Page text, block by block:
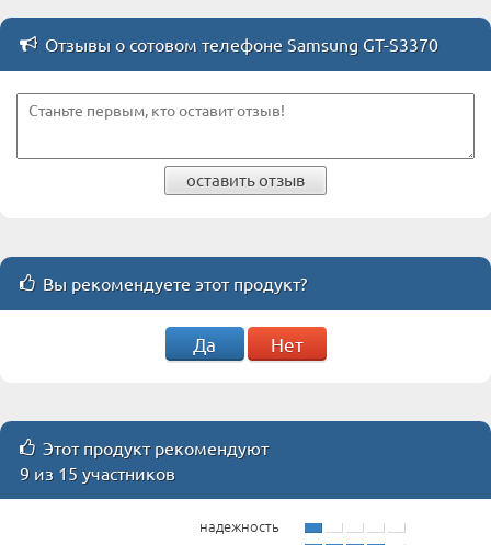
Отзывы о сотовом телефоне Samsung GT-S3370
оставить отзыв
Вы рекомендуете этот продукт?
Да Нет
Этот продукт рекомендуют
9 из 15 участников
надежность